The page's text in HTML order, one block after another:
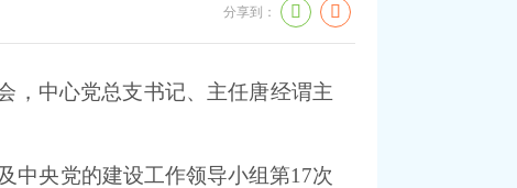
分享到：
，中心党总支书记、主任唐经谓主
中央党的建设工作领导小组第17次